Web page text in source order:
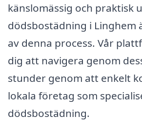
känslomässig och praktisk
dödsbostädning i Linghem
av denna process. Vår
dig att navigera genom
stunder genom att enkelt
lokala företag som
dödsbostädning.